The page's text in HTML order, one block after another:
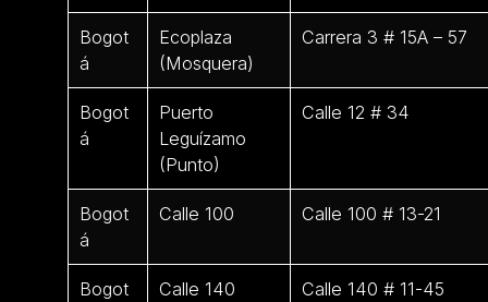
Bogot
á
Ecoplaza
(Mosquera)
Carrera 3 # 15A – 57
Bogot
á
Puerto
Leguízamo
(Punto)
Calle 12 # 34
Bogot
á
Calle 100 Calle 100 # 13-21
Bogot
Calle 140 Calle 140 # 11-45